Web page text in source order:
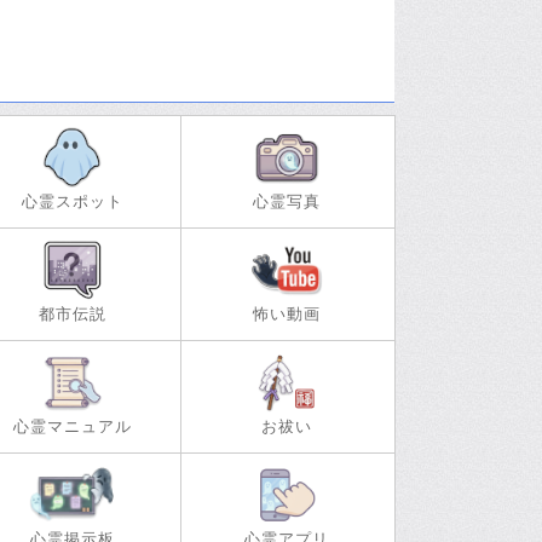
心霊スポット 心霊写真
都市伝説 怖い動画
心霊マニュアル お祓い